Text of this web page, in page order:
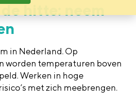
hitte: neem
in Nederland. Op
worden temperaturen boven
Werken in hoge
met zich meebrengen.